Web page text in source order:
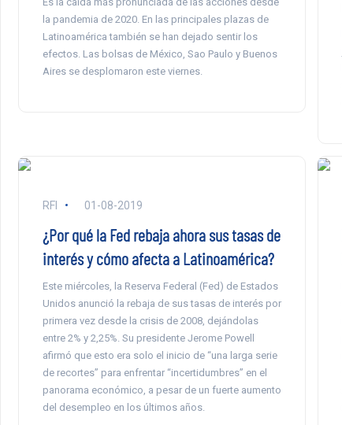
la pandemia de 2020. En las principales plazas de
Latinoamérica también se han dejado sentir los
efectos. Las bolsas de México, Sao Paulo y Buenos
Aires se desplomaron este viernes.
RFI 01-08-2019
¿Por qué la Fed rebaja ahora sus tasas de
interés y cómo afecta a Latinoamérica?
Este miércoles, la Reserva Federal (Fed) de Estados
Unidos anunció la rebaja de sus tasas de interés por
primera vez desde la crisis de 2008, dejándolas
entre 2% y 2,25%. Su presidente Jerome Powell
afirmó que esto era solo el inicio de “una larga serie
de recortes” para enfrentar “incertidumbres” en el
panorama económico, a pesar de un fuerte aumento
del desempleo en los últimos años.